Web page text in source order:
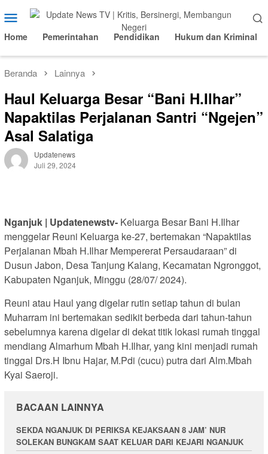
ke
konten
Menu
Mobile
Home Pemerintahan Pendidikan Hukum dan Kriminal
Beranda Lainnya
Haul Keluarga Besar “Bani H.Ilhar”
Napaktilas Perjalanan Santri “Ngejen”
Asal Salatiga
Updatenews
Juli 29, 2024
Nganjuk | Updatenewstv- Keluarga Besar Bani H.Ilhar
menggelar Reuni Keluarga ke-27, bertemakan “Napaktilas
Perjalanan Mbah H.Ilhar Mempererat Persaudaraan” di
Dusun Jabon, Desa Tanjung Kalang, Kecamatan Ngronggot,
Kabupaten Nganjuk, Minggu (28/07/ 2024).
Reuni atau Haul yang digelar rutin setiap tahun di bulan
Muharram ini bertemakan sedikit berbeda dari tahun-tahun
sebelumnya karena digelar di dekat titik lokasi rumah tinggal
mendiang Almarhum Mbah H.Ilhar, yang kini menjadi rumah
tinggal Drs.H Ibnu Hajar, M.Pdi (cucu) putra dari Alm.Mbah
Kyai Saeroji.
BACAAN LAINNYA
SEKDA NGANJUK DI PERIKSA KEJAKSAAN 8 JAM’ NUR
SOLEKAN BUNGKAM SAAT KELUAR DARI KEJARI NGANJUK